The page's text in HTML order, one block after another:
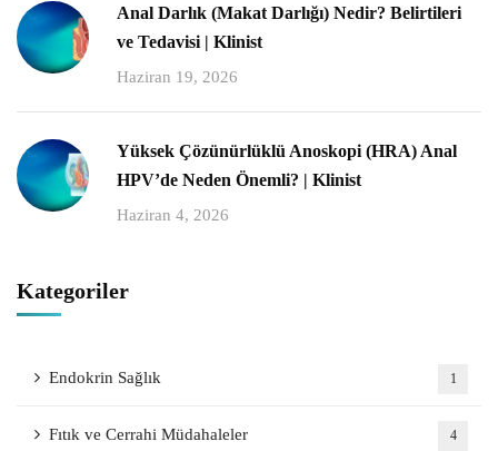
Anal Darlık (Makat Darlığı) Nedir? Belirtileri
ve Tedavisi | Klinist
Haziran 19, 2026
Yüksek Çözünürlüklü Anoskopi (HRA) Anal
HPV’de Neden Önemli? | Klinist
Haziran 4, 2026
Kategoriler
Endokrin Sağlık 1
Fıtık ve Cerrahi Müdahaleler 4